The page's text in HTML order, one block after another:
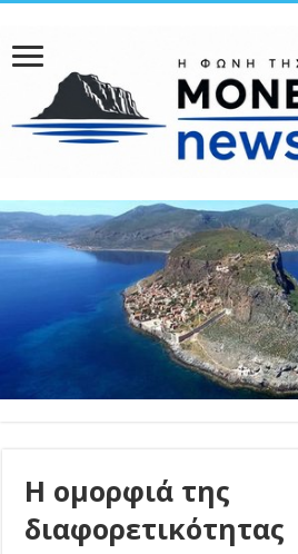
Η ομορφιά της
διαφορετικότητας